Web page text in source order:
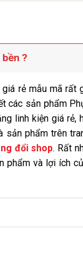
?
rẻ mẫu mã rất
các sản phẩm
linh kiện giá rẻ,
sản phẩm trên
đổi shop. Rất
phẩm và lợi ích